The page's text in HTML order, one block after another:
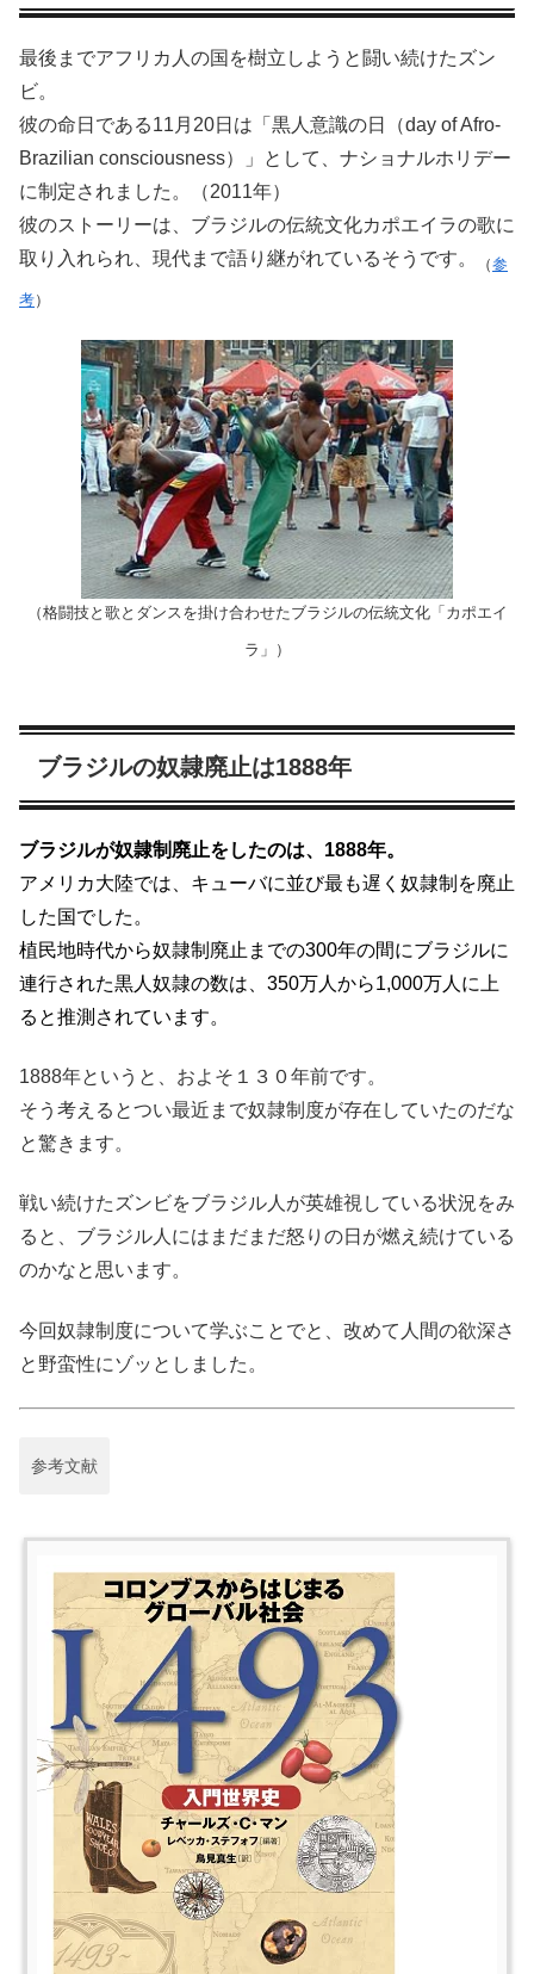
最後までアフリカ人の国を樹立しようと闘い続けたズン
ビ。
彼の命日である11月20日は「黒人意識の日（day of Afro-
Brazilian consciousness）」として、ナショナルホリデー
に制定されました。（2011年）
彼のストーリーは、ブラジルの伝統文化カポエイラの歌に
取り入れられ、現代まで語り継がれているそうです。
（参
考）
（格闘技と歌とダンスを掛け合わせたブラジルの伝統文化「カポエイ
ラ」）
ブラジルの奴隷廃止は1888年
ブラジルが奴隷制廃止をしたのは、1888年。
アメリカ大陸では、キューバに並び最も遅く奴隷制を廃止
した国でした。
植民地時代から奴隷制廃止までの300年の間にブラジルに
連行された黒人奴隷の数は、350万人から1,000万人に上
ると推測されています。
1888年というと、およそ１３０年前です。
そう考えるとつい最近まで奴隷制度が存在していたのだな
と驚きます。
戦い続けたズンビをブラジル人が英雄視している状況をみ
ると、ブラジル人にはまだまだ怒りの日が燃え続けている
のかなと思います。
今回奴隷制度について学ぶことでと、改めて人間の欲深さ
と野蛮性にゾッとしました。
参考文献